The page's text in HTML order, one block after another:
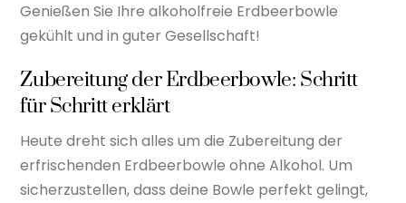
Genießen Sie Ihre alkoholfreie Erdbeerbowle
gekühlt und in guter Gesellschaft!
Zubereitung der Erdbeerbowle: Schritt
für Schritt erklärt
Heute dreht sich alles um die Zubereitung der
erfrischenden Erdbeerbowle ohne Alkohol. Um
sicherzustellen, dass deine Bowle perfekt gelingt,